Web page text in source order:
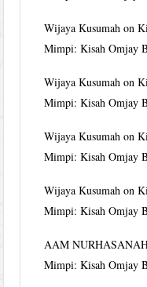
Wijaya Kusumah on
Mimpi: Kisah Omjay
Wijaya Kusumah on
Mimpi: Kisah Omjay
Wijaya Kusumah on
Mimpi: Kisah Omjay
Wijaya Kusumah on
Mimpi: Kisah Omjay
AAM
Mimpi: Kisah Omjay